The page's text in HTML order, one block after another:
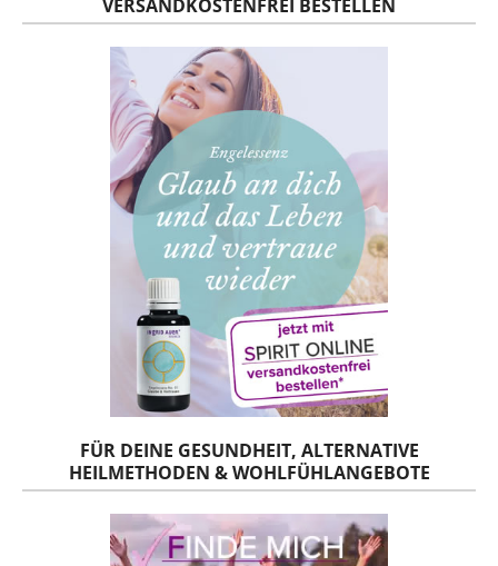
VERSANDKOSTENFREI BESTELLEN
FÜR DEINE GESUNDHEIT, ALTERNATIVE
HEILMETHODEN & WOHLFÜHLANGEBOTE